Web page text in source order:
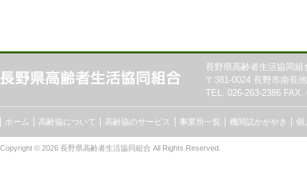
長野県高齢者生活協同組
〒381-0024 長野市南長
TEL. 026-263-2386 FAX.
ホーム 高齢協について 高齢協のサービス 事業所一覧 機関誌かがやき 個
Copyright © 2026 長野県高齢者生活協同組合 All Rights Reserved.